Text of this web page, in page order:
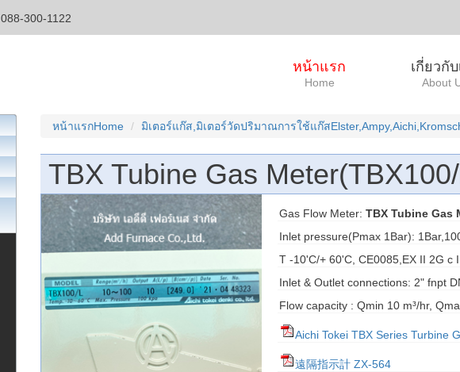
088-300-1122
หน้าแรก
Home
เกี่ยวกับ
About
หน้าแรกHome มิเตอร์แก๊ส,มิเตอร์วัดปริมาณการใช้แก๊ส
TBX Tubine Gas
Gas Flow Meter: TBX Tubine Gas
Inlet pressure(Pmax 1Bar):
T -10'C/+ 60'C, CE0085,EX II 2G c
Inlet & Outlet connections: 2" fnpt
Flow capacity : Qmin 10 m³/hr,
Aichi Tokei TBX Series Turbine
遠隔指示計 ZX-564